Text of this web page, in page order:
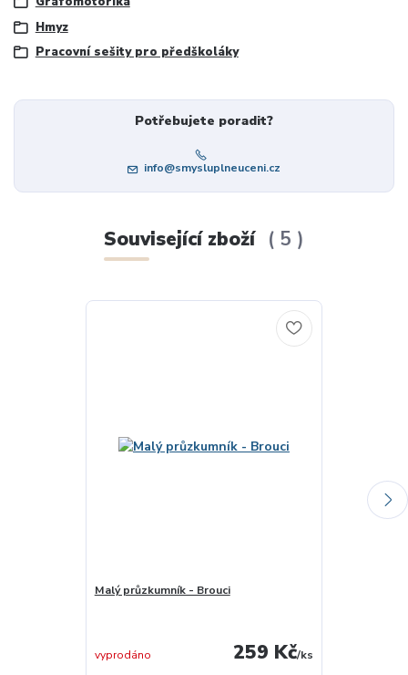
Hmyz
Pracovní sešity pro předškoláky
Potřebujete poradit?
info@smysluplneuceni.cz
Související zboží 5
Malý průzkumník - Brouci
259 Kč/ks
vyprodáno